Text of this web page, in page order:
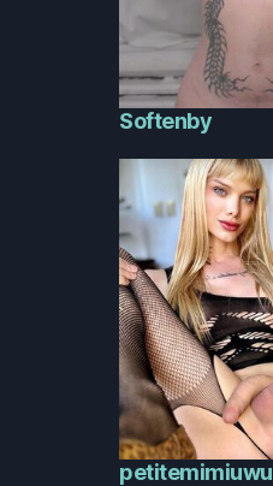
Softenby
petitemimiuwu